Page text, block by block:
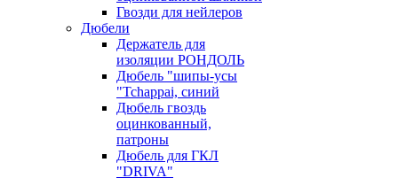
Гвозди для нейлеров
Дюбели
Держатель для
изоляции РОНДОЛЬ
Дюбель "шипы-усы
"Tchappai, синий
Дюбель гвоздь
оцинкованный,
патроны
Дюбель для ГКЛ
"DRIVA"